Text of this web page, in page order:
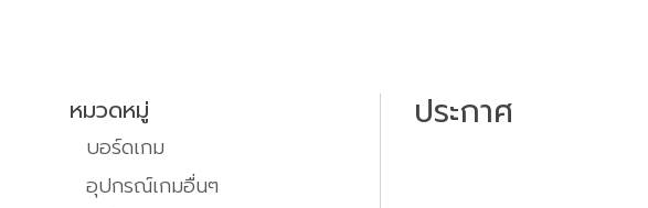
หมวดหมู่
บอร์ดเกม
อุปกรณ์เกมอื่นๆ
ประกาศ